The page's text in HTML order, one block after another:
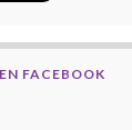
FACEBOOK